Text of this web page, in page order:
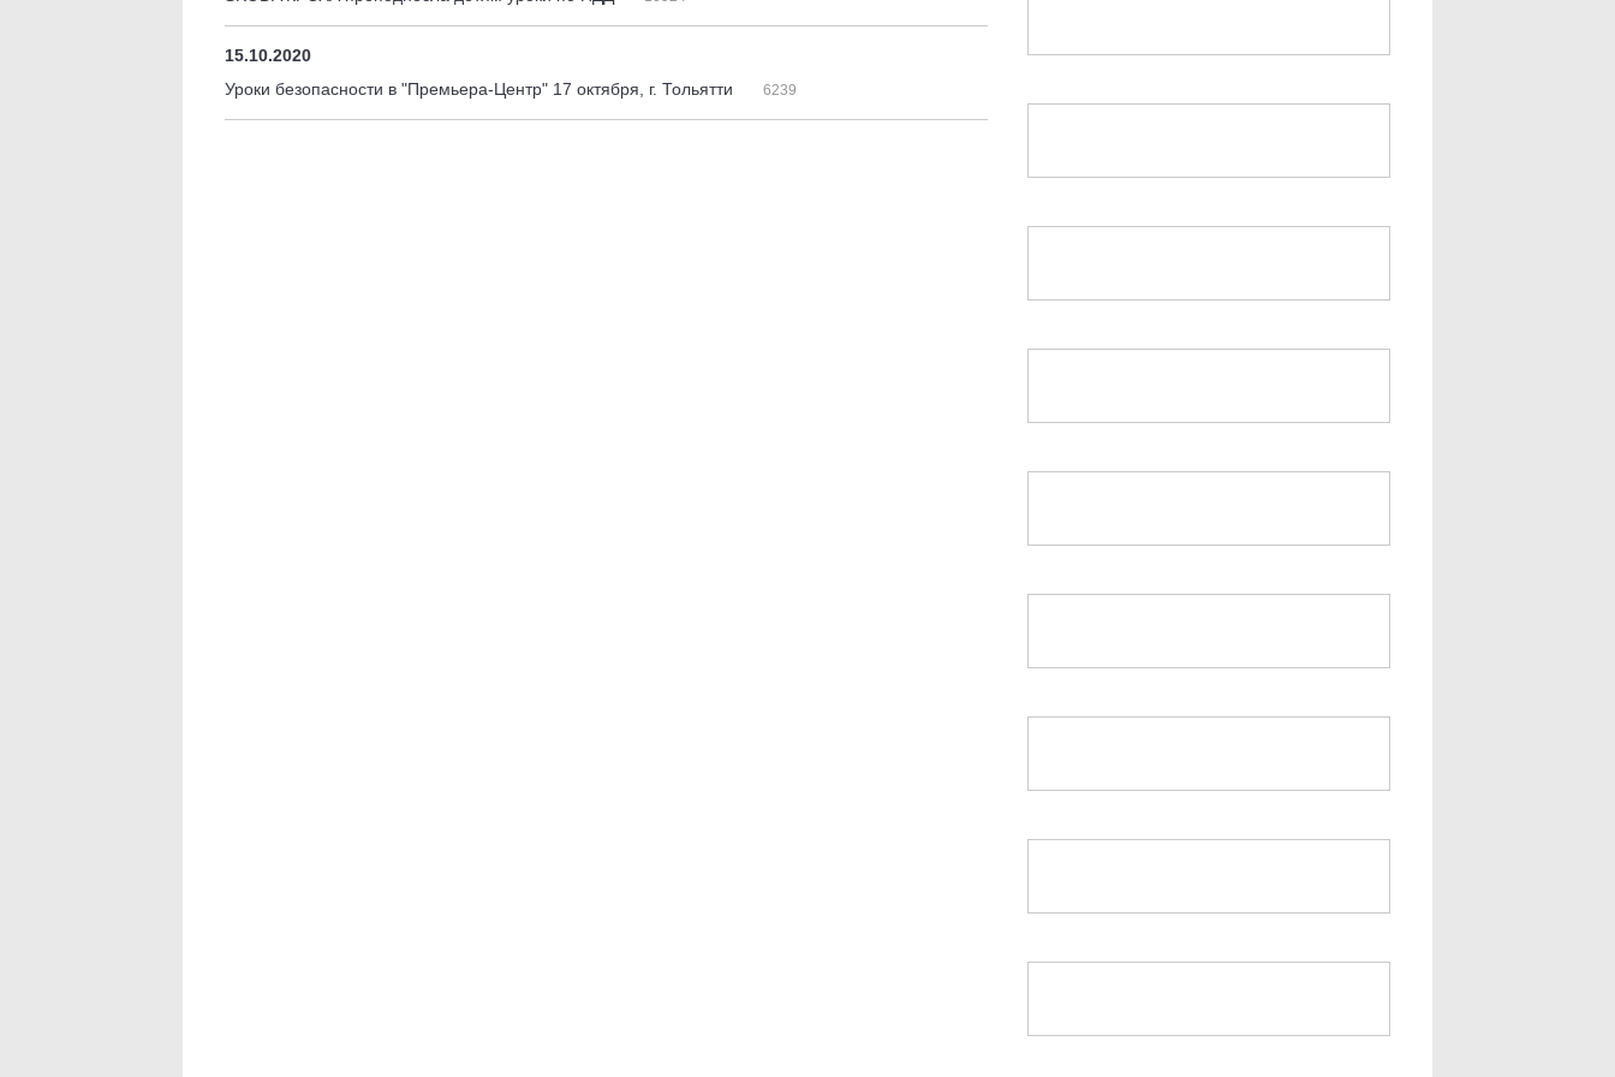
15.10.2020
Уроки безопасности в "Премьера-Центр" 17 октября, г. Тольятти
6239